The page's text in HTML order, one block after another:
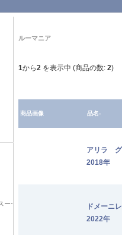
ー-
ルーマニア
1から2 を表示中 (商品の数: 2)
商品画像 品名-
アリラ
2018年
ドメー
2022年